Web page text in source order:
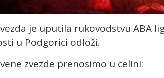
je uputila rukovodstvu ABA
u Podgorici odloži.
zvezde prenosimo u celini: